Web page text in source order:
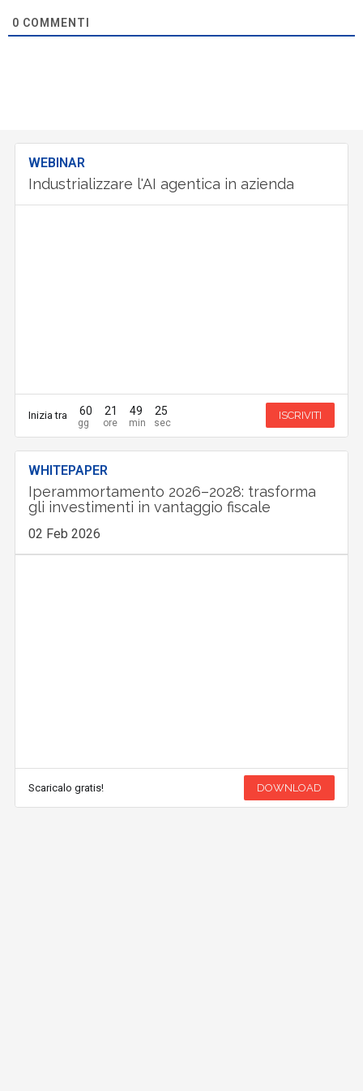
0 COMMENTI
WEBINAR
Industrializzare l'AI agentica in azienda
Inizia tra 60 21 49 24 ISCRIVITI
WHITEPAPER
Iperammortamento 2026–2028: trasforma
gli investimenti in vantaggio fiscale
02 Feb 2026
Scaricalo gratis! DOWNLOAD